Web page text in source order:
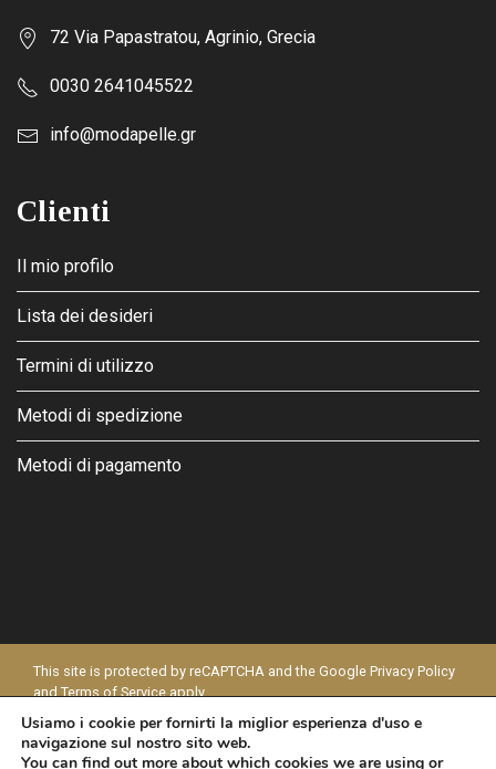
72 Via Papastratou, Agrinio, Grecia
0030 2641045522
info@modapelle.gr
Clienti
Il mio profilo
Lista dei desideri
Termini di utilizzo
Metodi di spedizione
Metodi di pagamento
This site is protected by reCAPTCHA and the Google Privacy Policy
and Terms of Service apply.
© 2026 - MODAPELLE
Usiamo i cookie per fornirti la miglior esperienza d'uso e
navigazione sul nostro sito web.
You can find out more about which cookies we are using or